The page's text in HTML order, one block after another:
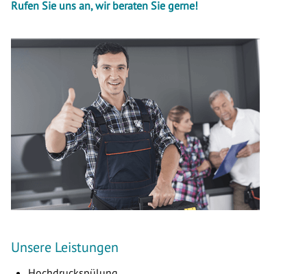
Rufen Sie uns an, wir beraten Sie gerne!
Unsere Leistungen